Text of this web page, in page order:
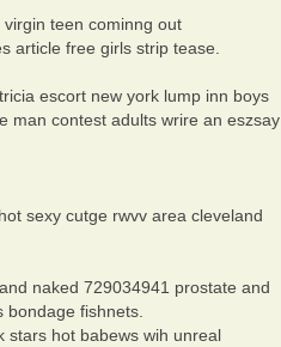
teen cominng out
article free girls strip tease.
escort new york lump inn boys
man contest adults wrire an eszsay
sexy cutge rwvv area cleveland
naked 729034941 prostate and
fishnets.
stars hot babews wih unreal